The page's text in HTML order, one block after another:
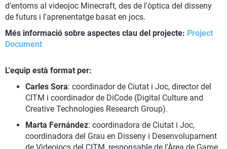
d'entorns al videojoc Minecraft, des de l'òptica del disseny
de futurs i l'aprenentatge basat en jocs.
Més informació sobre aspectes clau del projecte: Project
Document
L'equip està format per:
Carles Sora: coordinador de Ciutat i Joc, director del
CITM i coordinador de DiCode (Digital Culture and
Creative Technologies Research Group).
Marta Fernández: coordinadora de Ciutat i Joc,
coordinadora del Grau en Disseny i Desenvolupament